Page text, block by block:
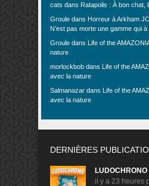
cats dans Ratapolis : À bon chat,
Groule dans Horreur à Arkham
N’est pas morte une gamme qui
Groule dans Life of the
nature
morlockbob dans Life of the
avec la nature
Salmanazar dans Life of the
avec la nature
DERNIÈRES
il y a 23 heures